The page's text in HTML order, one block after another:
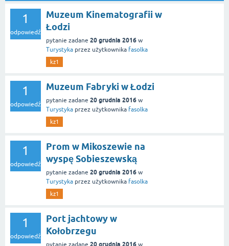
1
odpowiedź
Muzeum Kinematografii w
Łodzi
pytanie zadane 20 grudnia 2016 w
Turystyka przez użytkownika fasolka
kz1
1
odpowiedź
Muzeum Fabryki w Łodzi
pytanie zadane 20 grudnia 2016 w
Turystyka przez użytkownika fasolka
kz1
1
odpowiedź
Prom w Mikoszewie na
wyspę Sobieszewską
pytanie zadane 20 grudnia 2016 w
Turystyka przez użytkownika fasolka
kz1
1
odpowiedź
Port jachtowy w
Kołobrzegu
pytanie zadane 20 grudnia 2016 w